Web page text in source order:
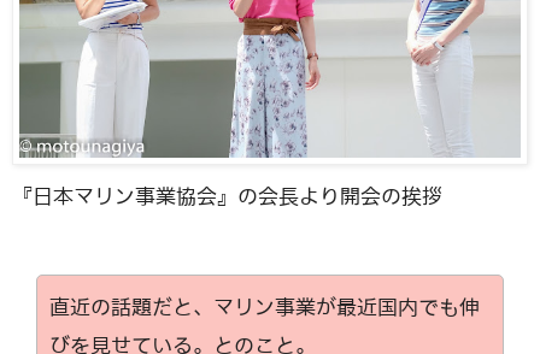
『日本マリン事業協会』の会長より開会の挨拶
直近の話題だと、マリン事業が最近国内でも伸
びを見せている。とのこと。